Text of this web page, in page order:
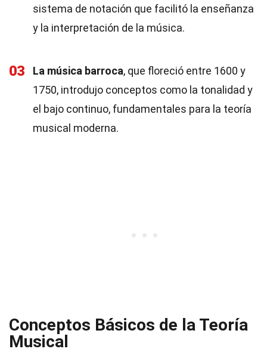
sistema de notación que facilitó la enseñanza
y la interpretación de la música.
03 La música barroca, que floreció entre 1600 y
1750, introdujo conceptos como la tonalidad y
el bajo continuo, fundamentales para la teoría
musical moderna.
Conceptos Básicos de la Teoría
Musical